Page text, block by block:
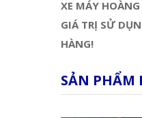
XE MÁY
GIÁ TRỊ SỬ
HÀNG!
SẢN PHẨM